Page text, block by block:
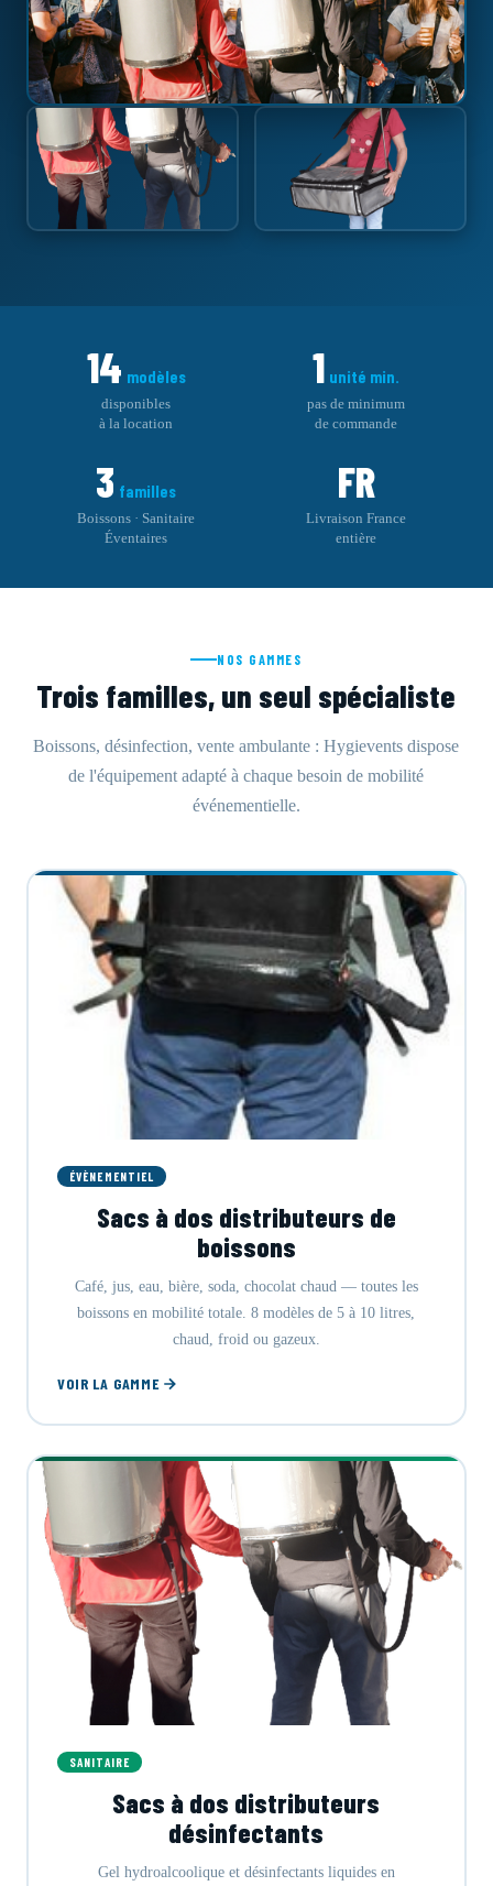
14 modèles
disponibles
à la location
1 unité min.
pas de minimum
de commande
3 familles
Boissons · Sanitaire
Éventaires
FR
Livraison France
entière
NOS GAMMES
Trois familles, un seul spécialiste
Boissons, désinfection, vente ambulante : Hygievents dispose
de l'équipement adapté à chaque besoin de mobilité
événementielle.
ÉVÈNEMENTIEL
Sacs à dos distributeurs de
boissons
Café, jus, eau, bière, soda, chocolat chaud — toutes les
boissons en mobilité totale. 8 modèles de 5 à 10 litres,
chaud, froid ou gazeux.
VOIR LA GAMME
SANITAIRE
Sacs à dos distributeurs
désinfectants
Gel hydroalcoolique et désinfectants liquides en